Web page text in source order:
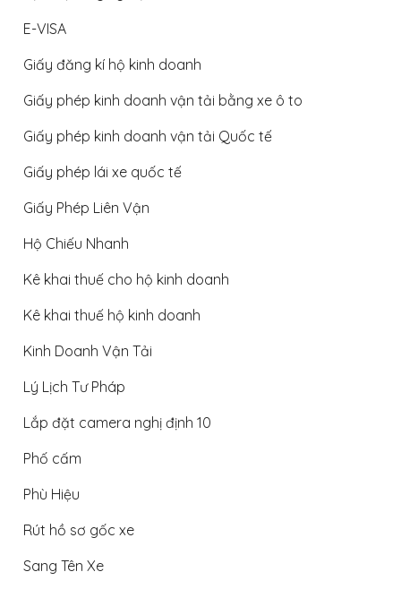
E-VISA
Giấy đăng kí hộ kinh doanh
Giấy phép kinh doanh vận tải bằng xe ô to
Giấy phép kinh doanh vận tải Quốc tế
Giấy phép lái xe quốc tế
Giấy Phép Liên Vận
Hộ Chiếu Nhanh
Kê khai thuế cho hộ kinh doanh
Kê khai thuế hộ kinh doanh
Kinh Doanh Vận Tải
Lý Lịch Tư Pháp
Lắp đặt camera nghị định 10
Phố cấm
Phù Hiệu
Rút hồ sơ gốc xe
Sang Tên Xe